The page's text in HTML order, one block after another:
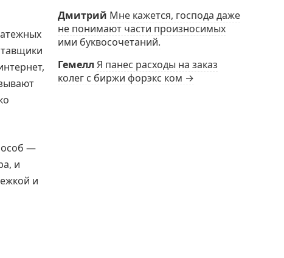
—
и
и
Дмитрий Мне кажется, господа даже
не понимают части произносимых
ими буквосочетаний.
Гемелл Я панес расходы на заказ
колег с биржи форэкс ком →